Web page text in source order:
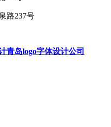
路237号
青岛logo字体设计公司